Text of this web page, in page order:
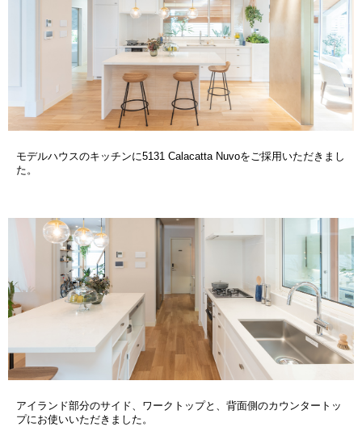
モデルハウスのキッチンに5131 Calacatta Nuvoをご採用いただきまし
た。
アイランド部分のサイド、ワークトップと、背面側のカウンタートッ
プにお使いいただきました。